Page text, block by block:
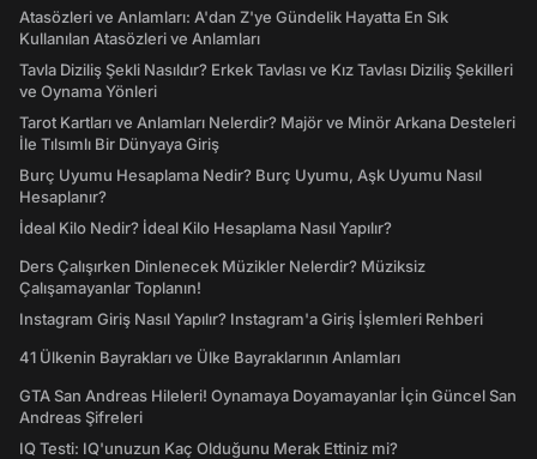
Atasözleri ve Anlamları: A'dan Z'ye Gündelik Hayatta En Sık
Kullanılan Atasözleri ve Anlamları
Tavla Diziliş Şekli Nasıldır? Erkek Tavlası ve Kız Tavlası Diziliş Şekilleri
ve Oynama Yönleri
Tarot Kartları ve Anlamları Nelerdir? Majör ve Minör Arkana Desteleri
İle Tılsımlı Bir Dünyaya Giriş
Burç Uyumu Hesaplama Nedir? Burç Uyumu, Aşk Uyumu Nasıl
Hesaplanır?
İdeal Kilo Nedir? İdeal Kilo Hesaplama Nasıl Yapılır?
Ders Çalışırken Dinlenecek Müzikler Nelerdir? Müziksiz
Çalışamayanlar Toplanın!
Instagram Giriş Nasıl Yapılır? Instagram'a Giriş İşlemleri Rehberi
41 Ülkenin Bayrakları ve Ülke Bayraklarının Anlamları
GTA San Andreas Hileleri! Oynamaya Doyamayanlar İçin Güncel San
Andreas Şifreleri
IQ Testi: IQ'unuzun Kaç Olduğunu Merak Ettiniz mi?